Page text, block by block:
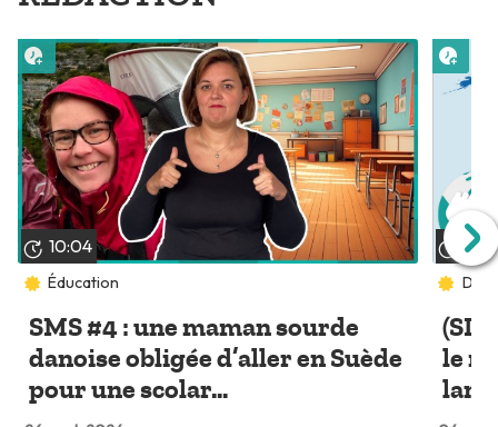
10:04
Éducation
SMS #4 : une maman sourde
danoise obligée d’aller en Suède
pour une scolar...
Lire plus tard
(SI)
le